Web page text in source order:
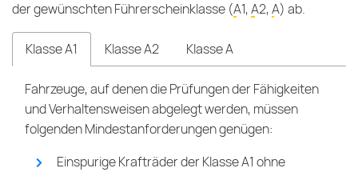
der gewünschten Führerscheinklasse (A1,A2,A) ab.
Klasse A1 Klasse A2 Klasse A
Fahrzeuge, auf denen die Prüfungen der Fähigkeiten
und Verhaltensweisen abgelegt werden, müssen
folgenden Mindestanforderungen genügen:
Einspurige Krafträder der Klasse A1 ohne